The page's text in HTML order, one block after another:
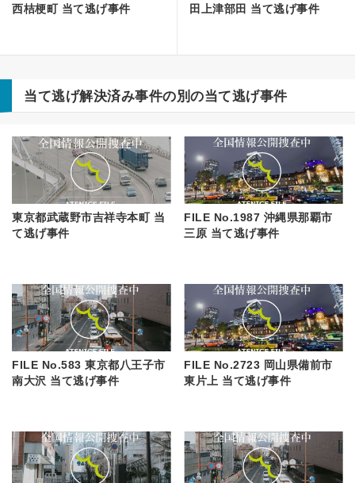
西桔梗町 当て逃げ事件
田上津部田 当て逃げ事件
当て逃げ解決済み事件の別の当て逃げ事件
東京都武蔵野市吉祥寺本町 当
て逃げ事件
FILE No.1987 沖縄県那覇市
三原 当て逃げ事件
FILE No.583 東京都八王子市
南大沢 当て逃げ事件
FILE No.2723 岡山県備前市
東片上 当て逃げ事件